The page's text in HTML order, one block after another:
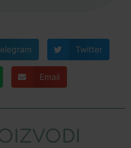
Twitter
Email